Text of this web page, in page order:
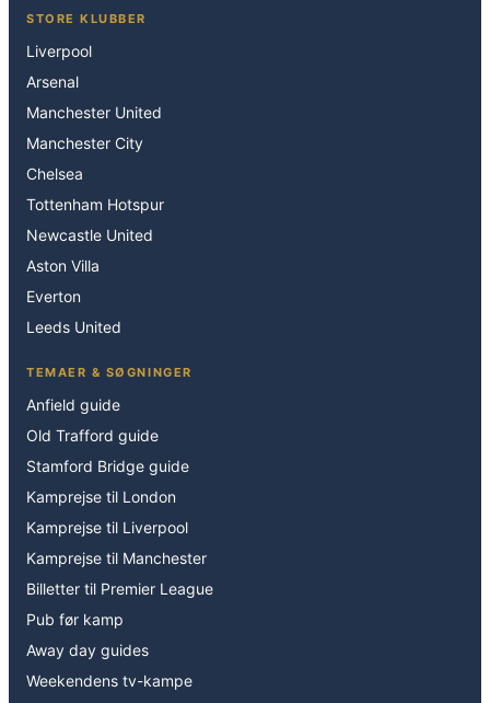
STORE KLUBBER
Liverpool
Arsenal
Manchester United
Manchester City
Chelsea
Tottenham Hotspur
Newcastle United
Aston Villa
Everton
Leeds United
TEMAER & SØGNINGER
Anfield guide
Old Trafford guide
Stamford Bridge guide
Kamprejse til London
Kamprejse til Liverpool
Kamprejse til Manchester
Billetter til Premier League
Pub før kamp
Away day guides
Weekendens tv-kampe